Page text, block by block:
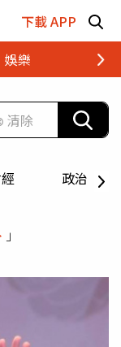
下載 APP
娛樂 財經
清除
政治
」